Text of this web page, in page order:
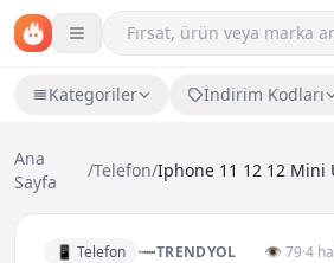
Kategoriler İndirim Kodları
Ana
Sayfa
/Telefon/
📱 Telefon TRENDYOL 👁 79·4